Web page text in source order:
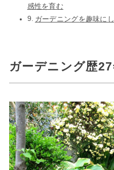
感性を育む
ガーデニングを趣味に
ガーデニング歴